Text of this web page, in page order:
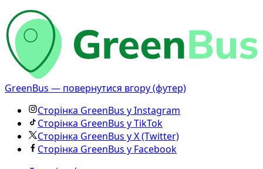
GreenBus — повернутися вгору (футер)
Сторінка GreenBus у Instagram
Сторінка GreenBus у TikTok
Сторінка GreenBus у X (Twitter)
Сторінка GreenBus у Facebook